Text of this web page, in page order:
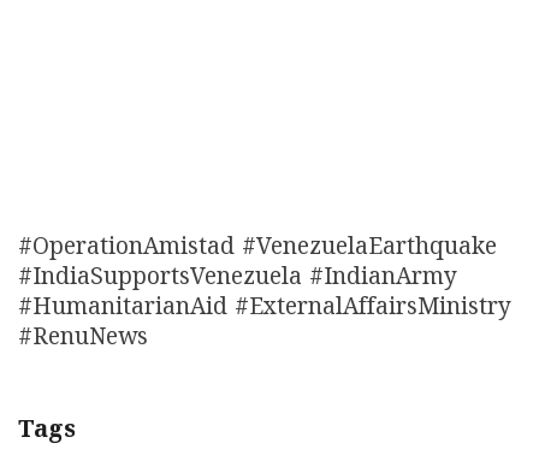
#OperationAmistad #VenezuelaEarthquake
#IndiaSupportsVenezuela #IndianArmy
#HumanitarianAid #ExternalAffairsMinistry
#RenuNews
Tags